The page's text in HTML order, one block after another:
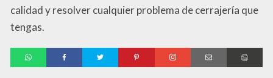
calidad y resolver cualquier problema de cerrajería que
tengas.